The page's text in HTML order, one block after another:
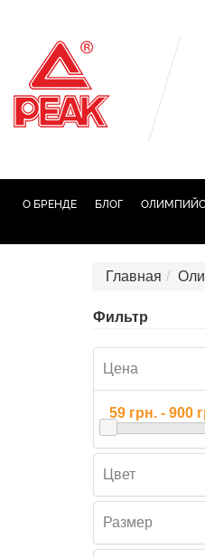
О БРЕНДЕ БЛОГ
Главная
Фильтр
Цена
Цвет
Размер